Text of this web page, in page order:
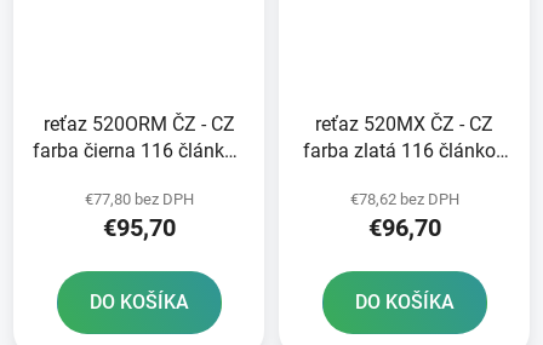
reťaz 520ORM ČZ - CZ
farba čierna 116 článkov
spojky CLIP
€77,80 bez DPH
€95,70
DO KOŠÍKA
reťaz 520MX ČZ - CZ
farba zlatá 116 článkov
spojky CLIP
€78,62 bez DPH
€96,70
DO KOŠÍKA